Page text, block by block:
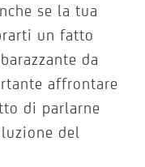
se la tua
un fatto
da
affrontare
di parlarne
del